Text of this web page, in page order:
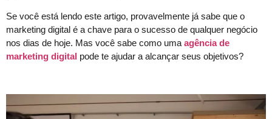
Se você está lendo este artigo, provavelmente já sabe que o
marketing digital é a chave para o sucesso de qualquer negócio
nos dias de hoje. Mas você sabe como uma agência de
marketing digital pode te ajudar a alcançar seus objetivos?